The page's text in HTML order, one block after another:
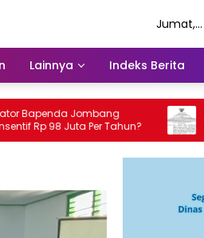
Jumat,
Agustus
2026
Lainnya Indeks Berita
Tahun?
Bapenda Belum
Insentif Wabup